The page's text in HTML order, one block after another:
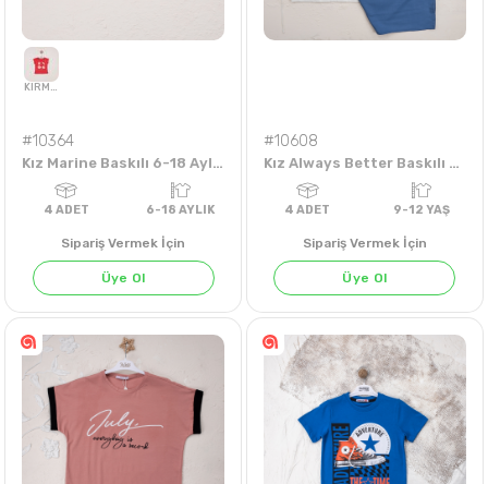
KIRMIZI
#10364
Kız Marine Baskılı 6-18 Aylık Badi
Sipariş Vermek İçin
Üye Ol
#10608
Kız Always Better Baskılı 9-12 Yaş Takım
Sipariş Vermek İçin
Üye Ol